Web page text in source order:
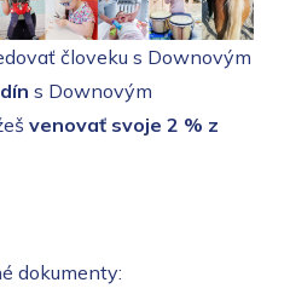
človeku s Downovým
s Downovým
venovať svoje 2 % z
dokumenty: